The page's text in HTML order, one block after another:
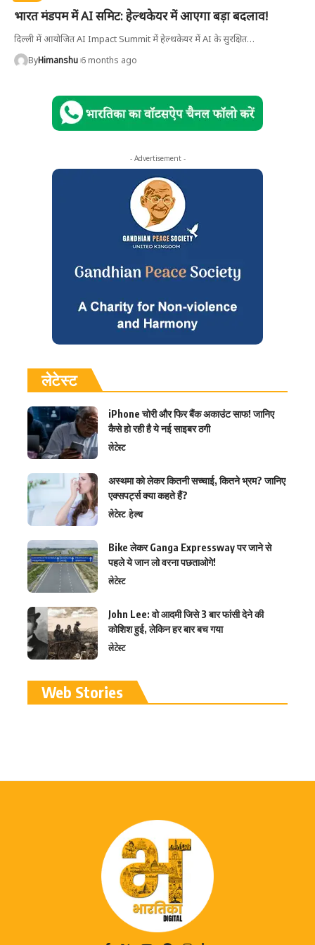
भारत मंडपम में AI समिट: हेल्थकेयर में आएगा बड़ा बदलाव!
दिल्ली में आयोजित AI Impact Summit में हेल्थकेयर में AI के सुरक्षित…
ByHimanshu 6 months ago
- Advertisement -
लेटेस्ट
iPhone चोरी और फिर बैंक अकाउंट साफ! जानिए
कैसे हो रही है ये नई साइबर ठगी
लेटेस्ट
अस्थमा को लेकर कितनी सच्चाई, कितने भ्रम? जानिए
एक्सपर्ट्स क्या कहते हैं?
लेटेस्ट हेल्थ
Bike लेकर Ganga Expressway पर जाने से
पहले ये जान लो वरना पछताओगे!
लेटेस्ट
John Lee: वो आदमी जिसे 3 बार फांसी देने की
कोशिश हुई, लेकिन हर बार बच गया
लेटेस्ट
Web Storiesरामलला विग्रह की प्राण
प्रतिष्ठा